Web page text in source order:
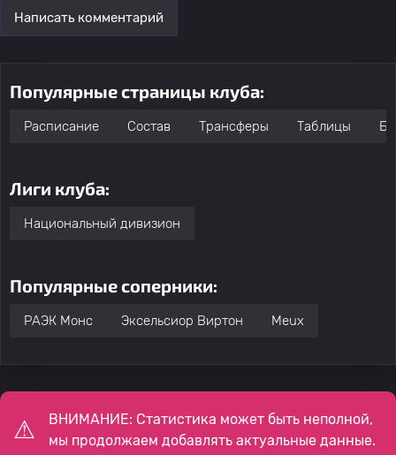
Написать комментарий
Популярные страницы клуба:
Расписание Состав Трансферы Таблицы
Лиги клуба:
Национальный дивизион
Популярные соперники:
РАЭК Монс Эксельсиор Виртон Meux
ВНИМАНИЕ: Статистика может быть неполной,
мы продолжаем добавлять актуальные данные.